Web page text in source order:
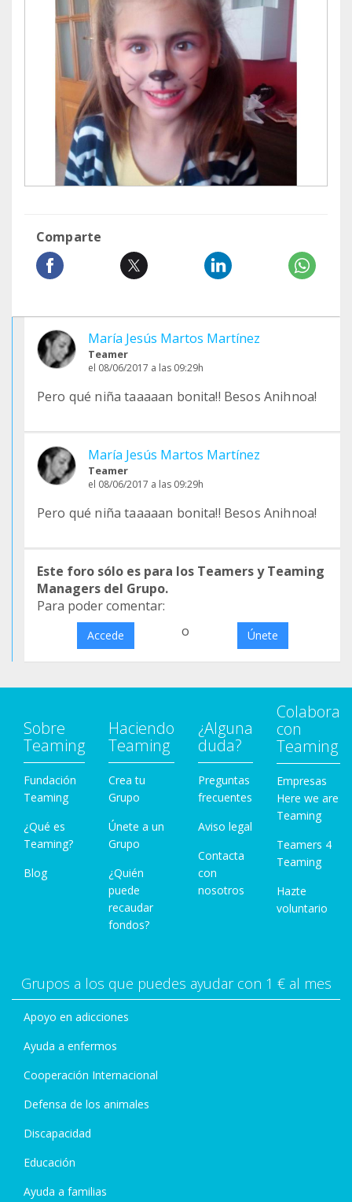
Comparte
María Jesús Martos Martínez
Teamer
el 08/06/2017 a las 09:29h
Pero qué niña taaaaan bonita!! Besos Anihnoa!
María Jesús Martos Martínez
Teamer
el 08/06/2017 a las 09:29h
Pero qué niña taaaaan bonita!! Besos Anihnoa!
Este foro sólo es para los Teamers y Teaming
Managers del Grupo.
Para poder comentar:
Accede o Únete
Sobre
Teaming
Fundación
Teaming
¿Qué es
Teaming?
Blog
Haciendo
Teaming
Crea tu
Grupo
Únete a un
Grupo
¿Quién
puede
recaudar
fondos?
¿Alguna
duda?
Preguntas
frecuentes
Aviso legal
Contacta
con
nosotros
Colabora
con
Teaming
Empresas
Here we are
Teaming
Teamers 4
Teaming
Hazte
voluntario
Grupos a los que puedes ayudar con 1 € al mes
Apoyo en adicciones
Ayuda a enfermos
Cooperación Internacional
Defensa de los animales
Discapacidad
Educación
Ayuda a familias